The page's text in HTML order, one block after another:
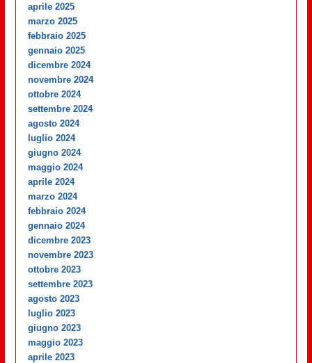
aprile 2025
marzo 2025
febbraio 2025
gennaio 2025
dicembre 2024
novembre 2024
ottobre 2024
settembre 2024
agosto 2024
luglio 2024
giugno 2024
maggio 2024
aprile 2024
marzo 2024
febbraio 2024
gennaio 2024
dicembre 2023
novembre 2023
ottobre 2023
settembre 2023
agosto 2023
luglio 2023
giugno 2023
maggio 2023
aprile 2023